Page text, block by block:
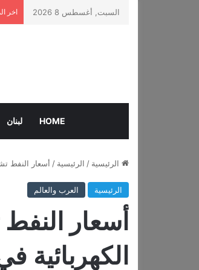
السبت, أغسطس 8 2026 اخر
HOME لبنان
الرئيسية / الرئيسية / أسعار النفط
الرئيسية العرب والعالم
أسعار
الكهربائية